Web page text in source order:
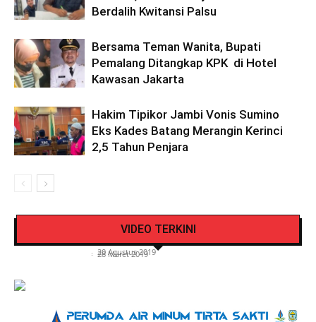
Berdalih Kwitansi Palsu
Bersama Teman Wanita, Bupati
Pemalang Ditangkap KPK di Hotel
Kawasan Jakarta
Hakim Tipikor Jambi Vonis Sumino
Eks Kades Batang Merangin Kerinci
2,5 Tahun Penjara
VIDEO TERKINI
Video Detik Evakuasi Jasad Iglesias di Gunung
- 20 Agustus 2019
Lantas Polres Kerinci Beri Pengendara Segelas
- 28 Maret 2019